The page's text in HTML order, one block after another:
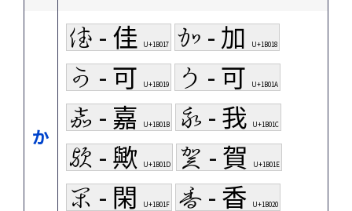
か
𛀗 - 佳 U+1B017 𛀘 - 加 U+1B018
𛀙 - 可 U+1B019 𛀚 - 可 U+1B01A
𛀛 - 嘉 U+1B01B 𛀜 - 我 U+1B01C
𛀝 - 歟 U+1B01D 𛀞 - 賀 U+1B01E
𛀟 - 閑 U+1B01F 𛀠 - 香 U+1B020